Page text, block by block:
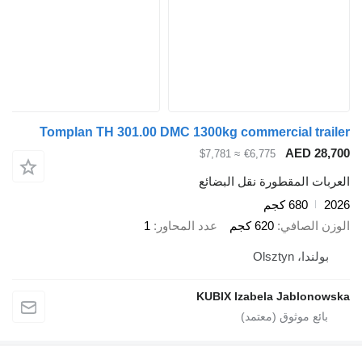
Tomplan TH 301.00 DMC 1300kg commercial trailer
AED 28,700
€6,775
≈ $7,781
العربات المقطورة نقل البضائع
2026
680 كجم
الوزن الصافي 620 كجم عدد المحاور 1
بولندا، Olsztyn
KUBIX Izabela Jablonowska